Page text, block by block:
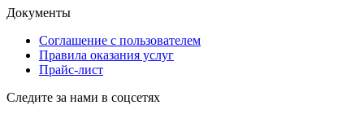
Документы
Соглашение с пользователем
Правила оказания услуг
Прайс-лист
Следите за нами в соцсетях